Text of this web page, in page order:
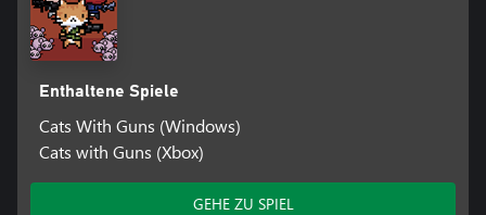
Enthaltene Spiele
Cats With Guns (Windows)
Cats with Guns (Xbox)
GEHE ZU SPIEL